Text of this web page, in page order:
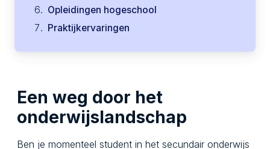
Een weg door het
onderwijslandschap
Ben je momenteel student in het secundair onderwijs
Opleidingen hogeschool
Praktijkervaringen